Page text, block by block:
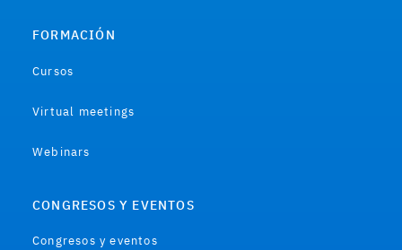
FORMACIÓN
Cursos
Virtual meetings
Webinars
CONGRESOS Y EVENTOS
Congresos y eventos